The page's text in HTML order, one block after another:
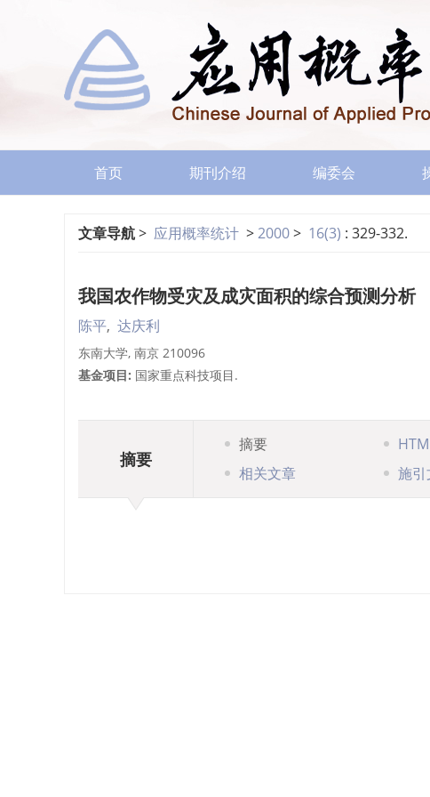
首页 期刊介绍 编委会
文章导航> 应用概率统计 >2000> 16(3) : 329-332.
我国农作物受灾及成灾面积的综合预测分析
陈平, 达庆利
东南大学, 南京 210096
基金项目: 国家重点科技项目.
摘要
摘要
相关文章
施引